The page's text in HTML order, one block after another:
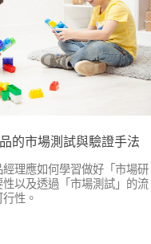
的市場測試與驗證手法
理應如何學習做好「市場研
以及透過「市場測試」的流
性。